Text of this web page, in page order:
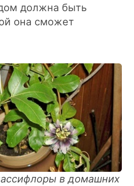
должна быть
она сможет
в домашних